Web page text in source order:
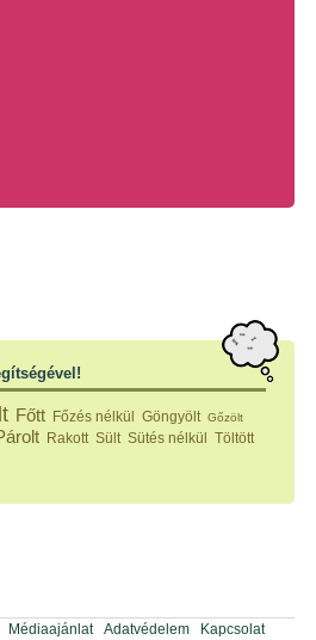
Főtt Főzés nélkül Göngyölt Gőzölt
Rakott Sült Sütés nélkül Töltött
Médiaajánlat Adatvédelem Kapcsolat